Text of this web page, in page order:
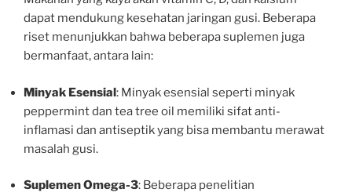
dapat mendukung kesehatan jaringan gusi. Beberapa
riset menunjukkan bahwa beberapa suplemen juga
bermanfaat, antara lain:
Minyak Esensial: Minyak esensial seperti minyak
peppermint dan tea tree oil memiliki sifat anti-
inflamasi dan antiseptik yang bisa membantu merawat
masalah gusi.
Suplemen Omega-3: Beberapa penelitian